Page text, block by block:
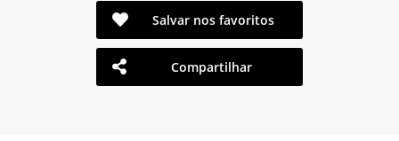
Salvar nos favoritos
Compartilhar